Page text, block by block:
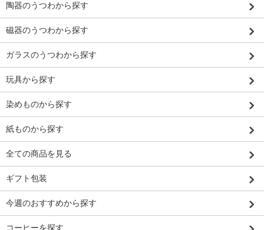
陶器のうつわから探す
磁器のうつわから探す
ガラスのうつわから探す
玩具から探す
染めものから探す
紙ものから探す
全ての商品を見る
ギフト包装
今週のおすすめから探す
コーヒーを探す